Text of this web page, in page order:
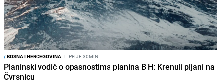
/BOSNA I HERCEGOVINA I PRIJE 30MIN
Planinski vodič o opasnostima planina BiH: Krenuli pijani na
Čvrsnicu